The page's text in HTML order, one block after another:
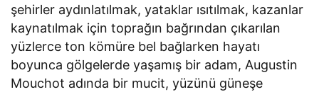
şehirler aydınlatılmak, yataklar ısıtılmak, kazanlar
kaynatılmak için toprağın bağrından çıkarılan
yüzlerce ton kömüre bel bağlarken hayatı
boyunca gölgelerde yaşamış bir adam, Augustin
Mouchot adında bir mucit, yüzünü güneşe